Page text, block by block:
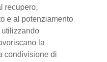
recupero,
e al potenziamento
la
condivisione di